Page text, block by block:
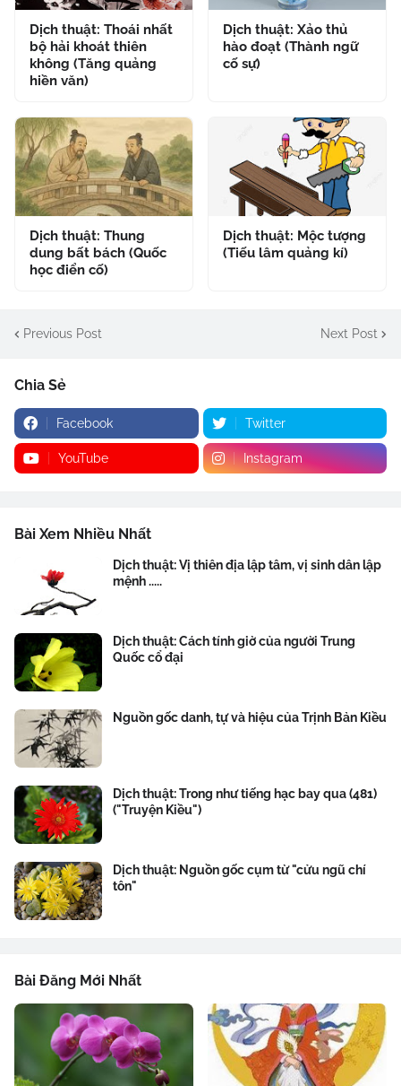
Dịch thuật: Thoái nhất
bộ hải khoát thiên
không (Tăng quảng
hiền văn)
Dịch thuật: Xảo thủ
hào đoạt (Thành ngữ
cố sự)
Dịch thuật: Thung
dung bất bách (Quốc
học điển cố)
Dịch thuật: Mộc tượng
(Tiếu lâm quảng kí)
Previous Post Next Post
Chia Sẻ
Facebook Twitter
YouTube Instagram
Bài Xem Nhiều Nhất
Dịch thuật: Vị thiên địa lập tâm, vị sinh dân lập
mệnh .....
Dịch thuật: Cách tính giờ của người Trung
Quốc cổ đại
Nguồn gốc danh, tự và hiệu của Trịnh Bản Kiều
Dịch thuật: Trong như tiếng hạc bay qua (481)
("Truyện Kiều")
Dịch thuật: Nguồn gốc cụm từ "cửu ngũ chí
tôn"
Bài Đăng Mới Nhất